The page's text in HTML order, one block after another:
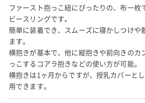
ファースト抱っこ紐にぴったりの、布一枚
ビースリングです。
簡単に装着でき、スムーズに寝かしつけや
ます。
横抱きが基本で、他に縦抱きや前向きのカ
っこするコアラ抱きなどの使い方が可能。
横抱きは1ヶ月からですが、授乳カバーと
用できます。